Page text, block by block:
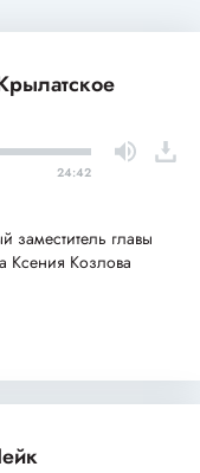
24:42
заместитель главы
Ксения Козлова